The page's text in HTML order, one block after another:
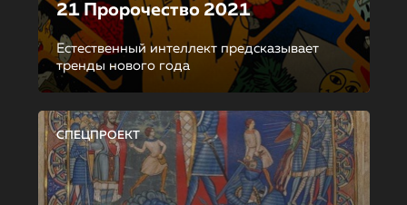
21 Пророчество 2021
Естественный интеллект предсказывает
тренды нового года
СПЕЦПРОЕКТ